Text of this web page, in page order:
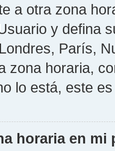
a otra zona
y defina
París,
zona horaria,
lo está, este
horaria en